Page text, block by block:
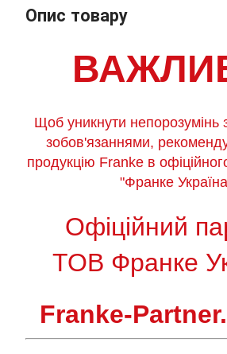
Опис товару
Щоб уникнути непорозумінь
зобов'язаннями,
продукцію Franke в
"Франке
Офіційний
ТОВ Франке
Franke-